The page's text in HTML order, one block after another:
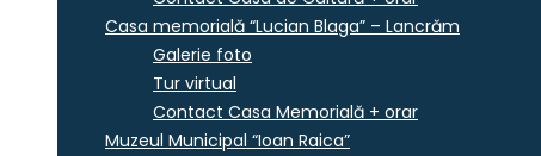
Casa memorială “Lucian Blaga” – Lancrăm
Galerie foto
Tur virtual
Contact Casa Memorială + orar
Muzeul Municipal “Ioan Raica”